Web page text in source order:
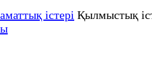
істері Қылмыстық